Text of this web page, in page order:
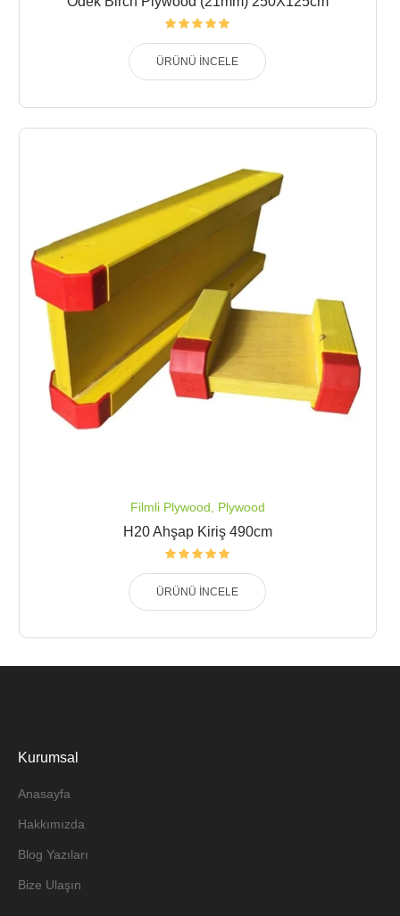
ÜRÜNÜ İNCELE
Filmli Plywood Plywood
H20 Ahşap Kiriş 490cm
ÜRÜNÜ İNCELE
Kurumsal
Anasayfa
Hakkımızda
Blog Yazıları
Bize Ulaşın